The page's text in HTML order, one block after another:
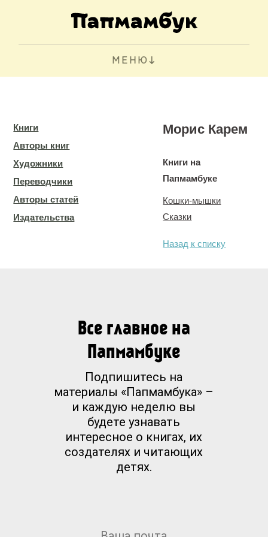
МЕНЮ
Книги
Авторы книг
Художники
Переводчики
Авторы статей
Издательства
Морис Карем
Книги на
Папмамбуке
Кошки-мышки
Сказки
Назад к списку
Все главное на
Папмамбуке
Подпишитесь на
материалы «Папмамбука» –
и каждую неделю вы
будете узнавать
интересное о книгах, их
создателях и читающих
детях.